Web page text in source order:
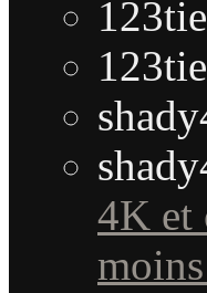
123tie
123tie
4K et